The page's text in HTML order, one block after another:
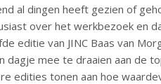
al dingen heeft gezien of
over het werkbezoek en
editie van JINC Baas van
dagje mee te draaien aan de
edities tonen aan hoe